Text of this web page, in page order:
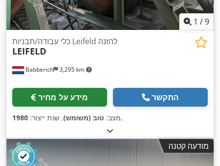
1 /9
Babberich 3,295 km
כלי עבודה/תבניות Leifeld להזנה
LEIFELD
מידע על מחיר התקשר
מצב: טוב (משומש), שנת ייצור: 1980 ,
מודעה קטנה